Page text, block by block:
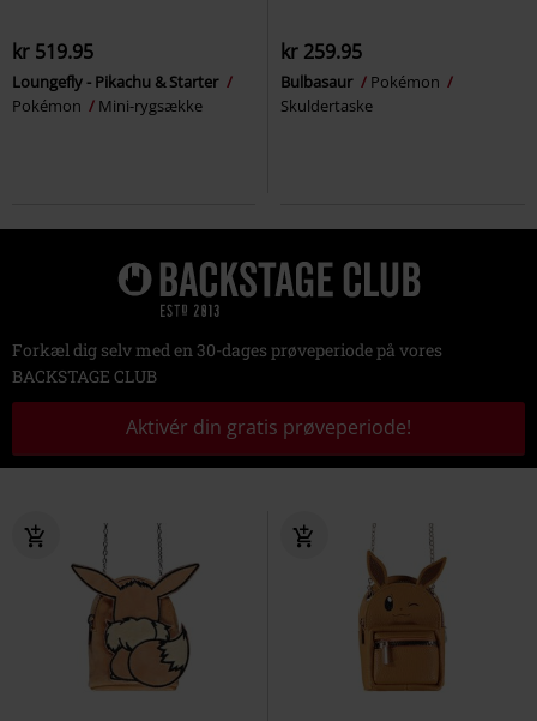
kr 519.95
Loungefly - Pikachu & Starter
Pokémon
Mini-rygsække
kr 259.95
Bulbasaur
Pokémon
Skuldertaske
Forkæl dig selv med en 30-dages prøveperiode på vores
BACKSTAGE CLUB
Aktivér din gratis prøveperiode!